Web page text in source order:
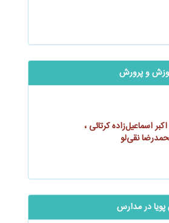
و پرورش
اسماعیل‌زاده کرتائی ،
نقی‌لو
در مدارس